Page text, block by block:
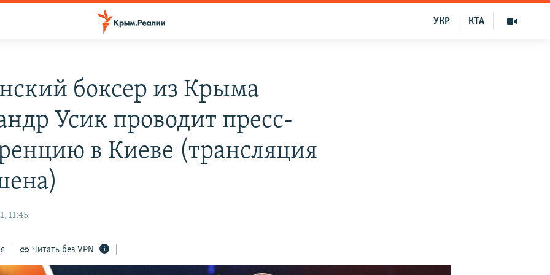
КТА
УКР
боксер из Крыма
Усик проводит пресс-
в Киеве (трансляция
11:45
Читать без VPN